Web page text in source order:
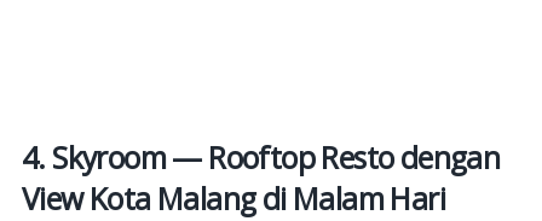
4. Skyroom — Rooftop Resto dengan
View Kota Malang di Malam Hari